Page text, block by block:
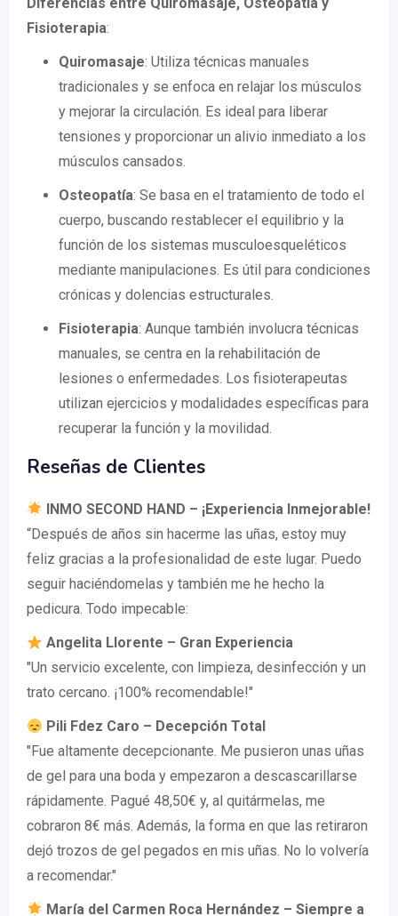
Fisioterapia:
Quiromasaje: Utiliza técnicas manuales
tradicionales y se enfoca en relajar los músculos
y mejorar la circulación. Es ideal para liberar
tensiones y proporcionar un alivio inmediato a los
músculos cansados.
Osteopatía: Se basa en el tratamiento de todo el
cuerpo, buscando restablecer el equilibrio y la
función de los sistemas musculoesqueléticos
mediante manipulaciones. Es útil para condiciones
crónicas y dolencias estructurales.
Fisioterapia: Aunque también involucra técnicas
manuales, se centra en la rehabilitación de
lesiones o enfermedades. Los fisioterapeutas
utilizan ejercicios y modalidades específicas para
recuperar la función y la movilidad.
Reseñas de Clientes
INMO SECOND HAND – ¡Experiencia Inmejorable!
“Después de años sin hacerme las uñas, estoy muy
feliz gracias a la profesionalidad de este lugar. Puedo
seguir haciéndomelas y también me he hecho la
pedicura. Todo impecable:
Angelita Llorente – Gran Experiencia
"Un servicio excelente, con limpieza, desinfección y un
trato cercano. ¡100% recomendable!"
Pili Fdez Caro – Decepción Total
"Fue altamente decepcionante. Me pusieron unas uñas
de gel para una boda y empezaron a descascarillarse
rápidamente. Pagué 48,50€ y, al quitármelas, me
cobraron 8€ más. Además, la forma en que las retiraron
dejó trozos de gel pegados en mis uñas. No lo volvería
a recomendar."
María del Carmen Roca Hernández – Siempre a